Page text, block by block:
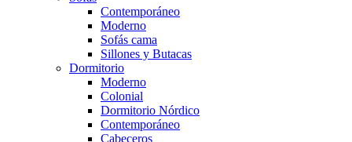
Contemporáneo
Moderno
Sofás cama
Sillones y Butacas
Dormitorio
Moderno
Colonial
Dormitorio Nórdico
Contemporáneo
Cabeceros